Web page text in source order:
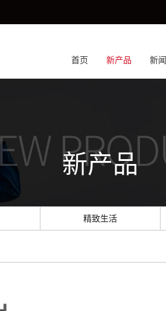
首页 新产品 新闻
新产品
精致生活